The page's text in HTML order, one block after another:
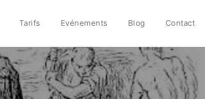
Tarifs Evénements Blog Contact